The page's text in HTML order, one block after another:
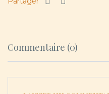
Commentaire (0)